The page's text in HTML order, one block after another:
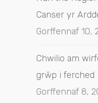
Canser yr
Gorffennaf 10,
Chwilio am
grŵp i ferched
Gorffennaf 8,